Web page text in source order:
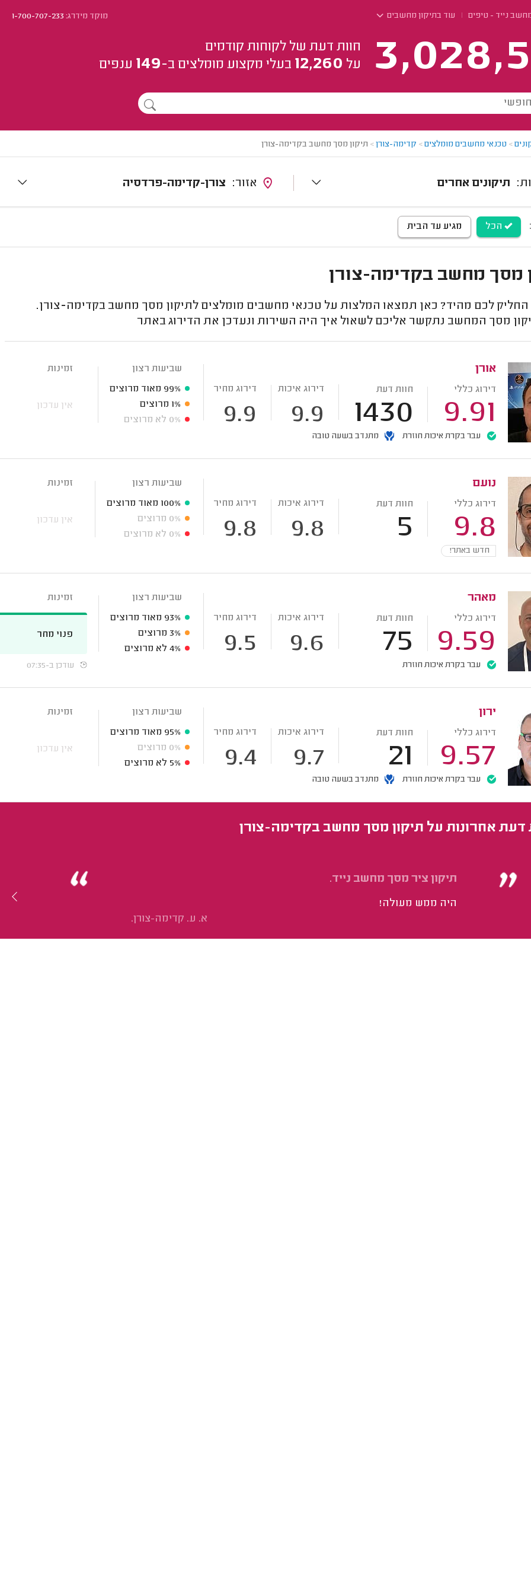
נייד - טיפים עוד בתיקון מחשבים מוקד מידרג:1-700-707-233
חוות דעת של לקוחות קודמים
על 12,260 בעלי מקצוע מומלצים ב-149 ענפים
> טכנאי מחשבים מומלצים> קדימה-צורן> תיקון מסך מחשב בקדימה-צורן
תיקונים אחרים צורן-קדימה-פרדסיה
הכל מגיע עד הבית
מסך מחשב בקדימה-צורן
לכם מהיד? כאן תמצאו המלצות על טכנאי מחשבים מומלצים לתיקון מסך מחשב בקדימה-צורן.
מסך המחשב נתקשר אליכם לשאול איך היה השירות ונעדכן את הדירוג באתר
אורן
דירוג כללי
9.91
חוות דעת
1430
דירוג איכות
9.9
דירוג מחיר
9.9
עבר בקרת איכות חוזרת מתנדב בשעה טובה
שביעות רצון
99% מאוד מרוצים
1% מרוצים
0% לא מרוצים
זמינות
אין עדכון
נועם
דירוג כללי
9.8
חוות דעת
5
דירוג איכות
9.8
דירוג מחיר
9.8
חדש באתר!
שביעות רצון
100% מאוד מרוצים
0% מרוצים
0% לא מרוצים
זמינות
אין עדכון
מאהר
דירוג כללי
9.59
חוות דעת
75
דירוג איכות
9.6
דירוג מחיר
9.5
עבר בקרת איכות חוזרת
שביעות רצון
93% מאוד מרוצים
3% מרוצים
4% לא מרוצים
זמינות
פנוי מחר
עודכן ב-07:35
ירון
דירוג כללי
9.57
חוות דעת
21
דירוג איכות
9.7
דירוג מחיר
9.4
עבר בקרת איכות חוזרת מתנדב בשעה טובה
שביעות רצון
95% מאוד מרוצים
0% מרוצים
5% לא מרוצים
זמינות
אין עדכון
דעת אחרונות על תיקון מסך מחשב בקדימה-צורן
תיקון ציר מסך מחשב נייד.
היה ממש מעולה!
א. ע. קדימה-צורן.